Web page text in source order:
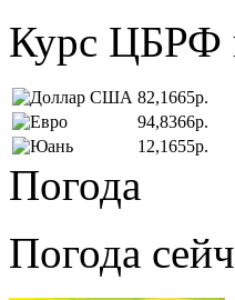
Курс ЦБРФ
82,1665р.
94,8366р.
12,1655р.
Погода
Погода